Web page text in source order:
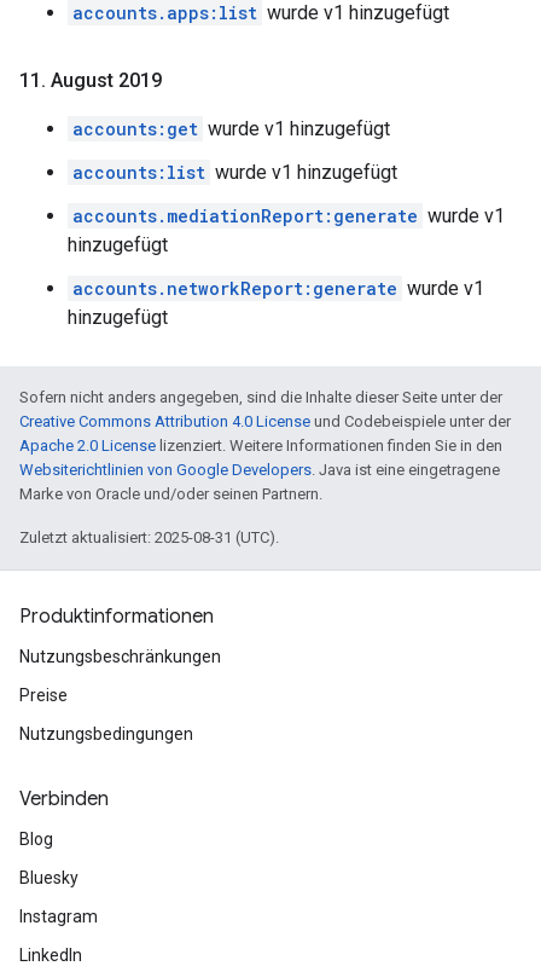
accounts.apps:list wurde v1 hinzugefügt
11 . August 2019
accounts:get wurde v1 hinzugefügt
accounts:list wurde v1 hinzugefügt
accounts.mediationReport:generate wurde v1
hinzugefügt
accounts.networkReport:generate wurde v1
hinzugefügt
Sofern nicht anders angegeben, sind die Inhalte dieser Seite unter der
Creative Commons Attribution 4.0 License und Codebeispiele unter der
Apache 2.0 License lizenziert. Weitere Informationen finden Sie in den
Websiterichtlinien von Google Developers. Java ist eine eingetragene
Marke von Oracle und/oder seinen Partnern.
Zuletzt aktualisiert: 2025-08-31 (UTC).
Produktinformationen
Nutzungsbeschränkungen
Preise
Nutzungsbedingungen
Verbinden
Blog
Bluesky
Instagram
LinkedIn